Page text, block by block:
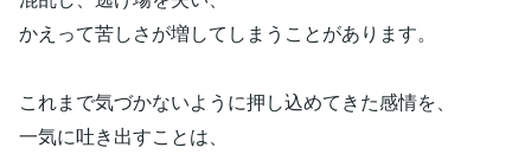
かえって苦しさが増してしまうことがあります。
これまで気づかないように押し込めてきた感情を、
一気に吐き出すことは、